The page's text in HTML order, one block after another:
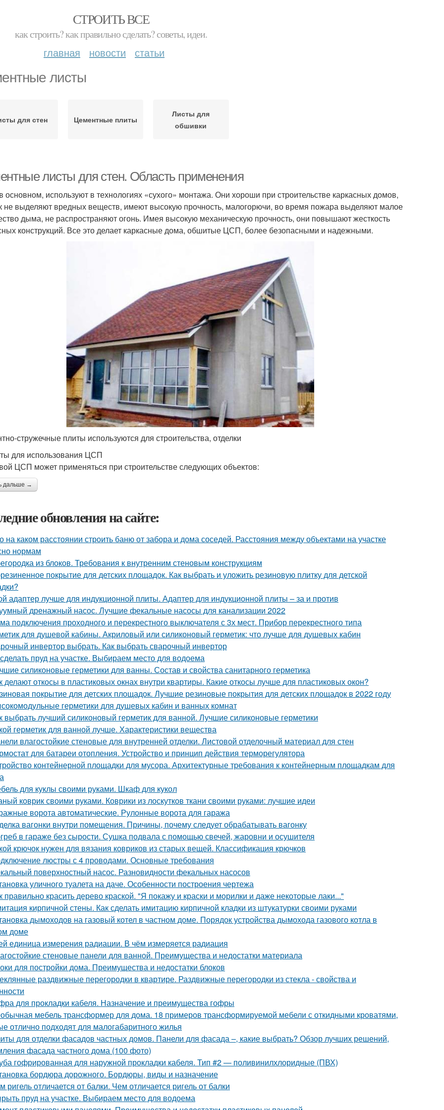
СТРОИТЬ ВСЕ
как строить? как правильно сделать? советы, идеи.
главная новости статьи
листы
для стен Цементные плиты
Листы для
обшивки
листы для стен. Область применения
используют в технологиях «сухого» монтажа. Они хороши при строительстве каркасных домов,
не выделяют вредных веществ, имеют высокую прочность, малогорючи, во время пожара выделяют малое
дыма, не распространяют огонь. Имея высокую механическую прочность, они повышают жесткость
конструкций. Все это делает каркасные дома, обшитые ЦСП, более безопасными и надежными.
стружечные плиты используются для строительства, отделки
для использования ЦСП
ЦСП может применяться при строительстве следующих объектов:
дальше →
обновления на сайте:
на каком расстоянии строить баню от забора и дома соседей. Расстояния между объектами на участке
нормам
из блоков. Требования к внутренним стеновым конструкциям
покрытие для детских площадок. Как выбрать и уложить резиновую плитку для детской
адаптер лучше для индукционной плиты. Адаптер для индукционной плиты – за и против
дренажный насос. Лучшие фекальные насосы для канализации 2022
подключения проходного и перекрестного выключателя с 3х мест. Прибор перекрестного типа
для душевой кабины. Акриловый или силиконовый герметик: что лучше для душевых кабин
инвертор выбрать. Как выбрать сварочный инвертор
пруд на участке. Выбираем место для водоема
силиконовые герметики для ванны. Состав и свойства санитарного герметика
делают откосы в пластиковых окнах внутри квартиры. Какие откосы лучше для пластиковых окон?
покрытие для детских площадок. Лучшие резиновые покрытия для детских площадок в 2022 году
герметики для душевых кабин и ванных комнат
выбрать лучший силиконовый герметик для ванной. Лучшие силиконовые герметики
герметик для ванной лучше. Характеристики вещества
влагостойкие стеновые для внутренней отделки. Листовой отделочный материал для стен
для батареи отопления. Устройство и принцип действия терморегулятора
контейнерной площадки для мусора. Архитектурные требования к контейнерным площадкам для
для куклы своими руками. Шкаф для кукол
коврик своими руками. Коврики из лоскутков ткани своими руками: лучшие идеи
ворота автоматические. Рулонные ворота для гаража
вагонки внутри помещения. Причины, почему следует обрабатывать вагонку
в гараже без сырости. Сушка подвала с помощью свечей, жаровни и осушителя
крючок нужен для вязания ковриков из старых вещей. Классификация крючков
люстры с 4 проводами. Основные требования
поверхностный насос. Разновидности фекальных насосов
уличного туалета на даче. Особенности построения чертежа
правильно красить дерево краской. "Я покажу и краски и морилки и даже некоторые лаки..."
кирпичной стены. Как сделать имитацию кирпичной кладки из штукатурки своими руками
дымоходов на газовый котел в частном доме. Порядок устройства дымохода газового котла в
доме
единица измерения радиации. В чём измеряется радиация
стеновые панели для ванной. Преимущества и недостатки материала
для постройки дома. Преимущества и недостатки блоков
раздвижные перегородки в квартире. Раздвижные перегородки из стекла - свойства и
для прокладки кабеля. Назначение и преимущества гофры
мебель трансформер для дома. 18 примеров трансформируемой мебели с откидными кроватями,
отлично подходят для малогабаритного жилья
для отделки фасадов частных домов. Панели для фасада –, какие выбрать? Обзор лучших решений,
фасада частного дома (100 фото)
гофрированная для наружной прокладки кабеля. Тип #2 — поливинилхлоридные (ПВХ)
бордюра дорожного. Бордюры, виды и назначение
ригель отличается от балки. Чем отличается ригель от балки
пруд на участке. Выбираем место для водоема